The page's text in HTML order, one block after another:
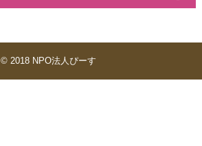
© 2018 NPO法人ぴーす